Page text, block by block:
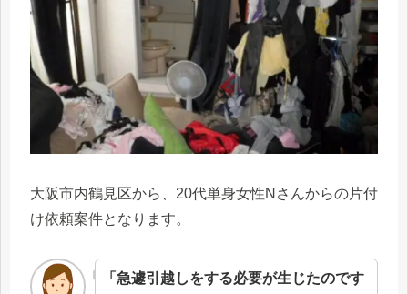
大阪市内鶴見区から、20代単身女性Nさんからの片付
け依頼案件となります。
「急遽引越しをする必要が生じたのです